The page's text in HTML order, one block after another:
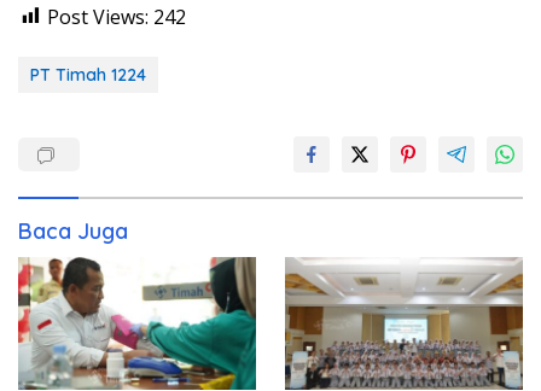
Post Views: 242
PT Timah 1224
Baca Juga